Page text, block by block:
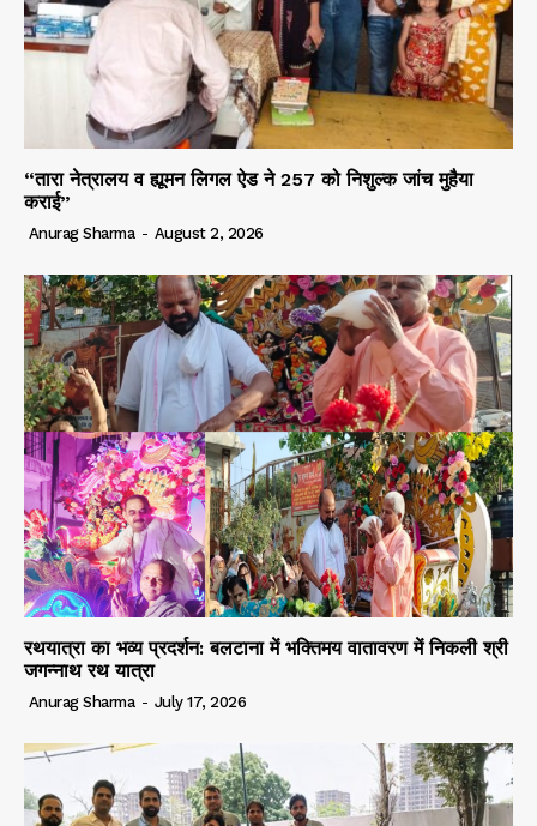
“तारा नेत्रालय व ह्यूमन लिगल ऐड ने 257 को निशुल्क जांच मुहैया
कराई”
Anurag Sharma - August 2, 2026
रथयात्रा का भव्य प्रदर्शन: बलटाना में भक्तिमय वातावरण में निकली श्री
जगन्नाथ रथ यात्रा
Anurag Sharma - July 17, 2026